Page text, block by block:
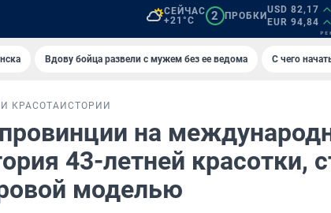
СЕЙЧАС
+21°C
2 ПРОБКИ
USD 82,17
EUR 94,84
Вдову бойца развели с мужем без ее ведома С чего
КРАСОТА ИСТОРИИ
на
43-летней красотки,
моделью